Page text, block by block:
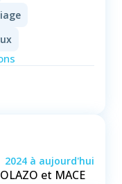
2024 à aujourd'hui
et MACE